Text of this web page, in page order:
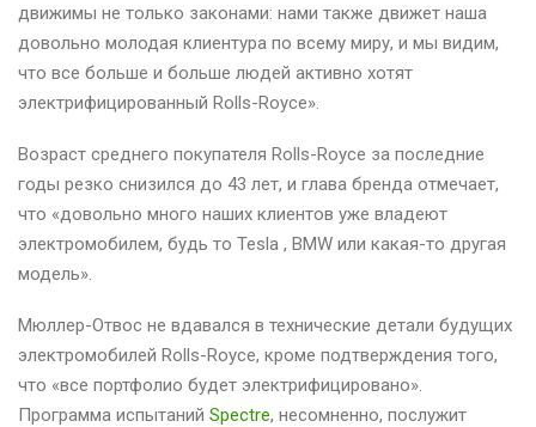
движимы не только законами: нами также движет наша
довольно молодая клиентура по всему миру, и мы видим,
что все больше и больше людей активно хотят
электрифицированный Rolls-Royce».
Возраст среднего покупателя Rolls-Royce за последние
годы резко снизился до 43 лет, и глава бренда отмечает,
что «довольно много наших клиентов уже владеют
электромобилем, будь то Tesla , BMW или какая-то другая
модель».
Мюллер-Отвос не вдавался в технические детали будущих
электромобилей Rolls-Royce, кроме подтверждения того,
что «все портфолио будет электрифицировано».
Программа испытаний Spectre, несомненно, послужит